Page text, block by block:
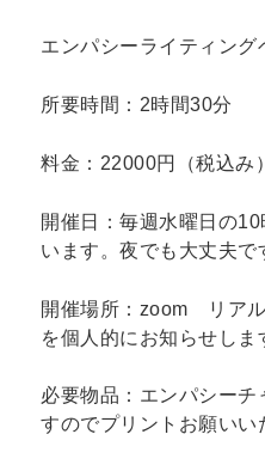
エンパシーライティング
所要時間：2時間30分
料金：22000円（税込み
開催日：毎週水曜日の
います。夜でも大丈夫で
開催場所：zoom リア
を個人的にお知らせしま
必要物品：エンパシーチ
すのでプリントお願いい